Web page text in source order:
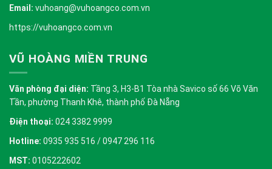
Email: vuhoang@vuhoangco.com.vn
https://vuhoangco.com.vn
VŨ HOÀNG MIỀN TRUNG
Văn phòng đại diện: Tầng 3, H3-B1 Tòa nhà Savico số 66 Võ Văn
Tần, phường Thanh Khê, thành phố Đà Nẵng
Điện thoại: 024 3382 9999
Hotline: 0935 935 516 / 0947 296 116
MST: 0105222602